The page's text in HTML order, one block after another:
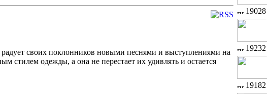
своих поклонников новыми песнями и выступлениями на
стилем одежды, а она не перестает их удивлять и остается
19028
19232
19182